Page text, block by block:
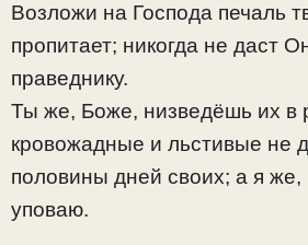
Возложи на Господа печаль
пропитает; никогда не даст
праведнику.
Ты же, Боже, низведёшь их в
кровожадные и льстивые не
половины дней своих; а я же,
уповаю.